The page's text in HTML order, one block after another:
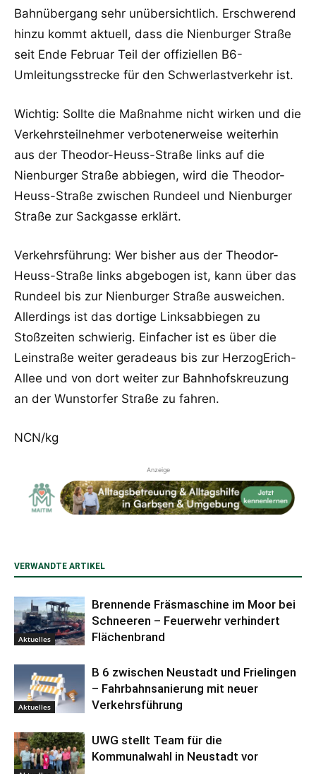
Bahnübergang sehr unübersichtlich. Erschwerend
hinzu kommt aktuell, dass die Nienburger Straße
seit Ende Februar Teil der offiziellen B6-
Umleitungsstrecke für den Schwerlastverkehr ist.
Wichtig: Sollte die Maßnahme nicht wirken und die
Verkehrsteilnehmer verbotenerweise weiterhin
aus der Theodor-Heuss-Straße links auf die
Nienburger Straße abbiegen, wird die Theodor-
Heuss-Straße zwischen Rundeel und Nienburger
Straße zur Sackgasse erklärt.
Verkehrsführung: Wer bisher aus der Theodor-
Heuss-Straße links abgebogen ist, kann über das
Rundeel bis zur Nienburger Straße ausweichen.
Allerdings ist das dortige Linksabbiegen zu
Stoßzeiten schwierig. Einfacher ist es über die
Leinstraße weiter geradeaus bis zur HerzogErich-
Allee und von dort weiter zur Bahnhofskreuzung
an der Wunstorfer Straße zu fahren.
NCN/kg
Anzeige
VERWANDTE ARTIKEL
Aktuelles
Brennende Fräsmaschine im Moor bei
Schneeren – Feuerwehr verhindert
Flächenbrand
Aktuelles
B 6 zwischen Neustadt und Frielingen
– Fahrbahnsanierung mit neuer
Verkehrsführung
UWG stellt Team für die
Kommunalwahl in Neustadt vor